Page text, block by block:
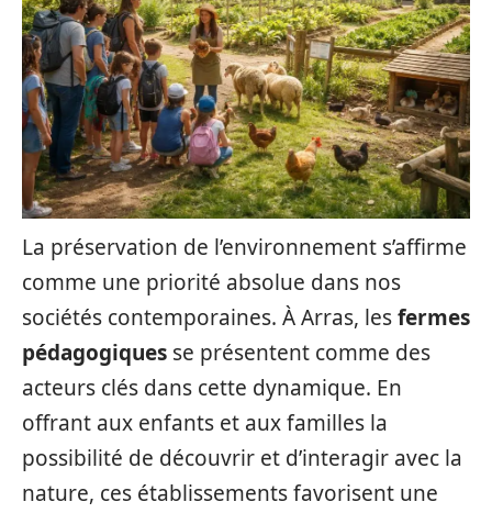
La préservation de l’environnement s’affirme
comme une priorité absolue dans nos
sociétés contemporaines. À Arras, lesfermes
pédagogiques se présentent comme des
acteurs clés dans cette dynamique. En
offrant aux enfants et aux familles la
possibilité de découvrir et d’interagir avec la
nature, ces établissements favorisent une